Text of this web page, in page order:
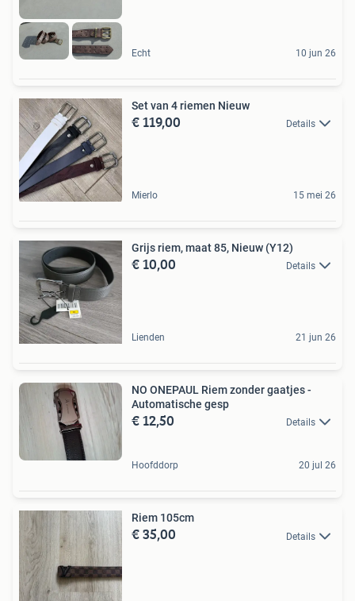
Echt 10 jun 26
Set van 4 riemen Nieuw
€ 119,00 Details
Mierlo 15 mei 26
Grijs riem, maat 85, Nieuw (Y12)
€ 10,00 Details
Lienden 21 jun 26
NO ONEPAUL Riem zonder gaatjes -
Automatische gesp
€ 12,50 Details
Hoofddorp 20 jul 26
Riem 105cm
€ 35,00 Details